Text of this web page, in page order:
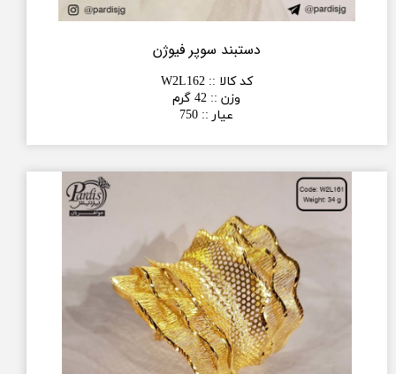
دستبند سوپر فیوژن
کد کالا ::
W2L162
وزن :: 42 گرم
عیار ::
750